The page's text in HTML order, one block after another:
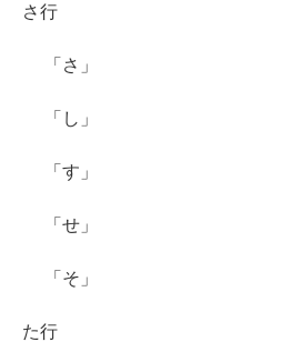
さ行
「さ」
「し」
「す」
「せ」
「そ」
た行